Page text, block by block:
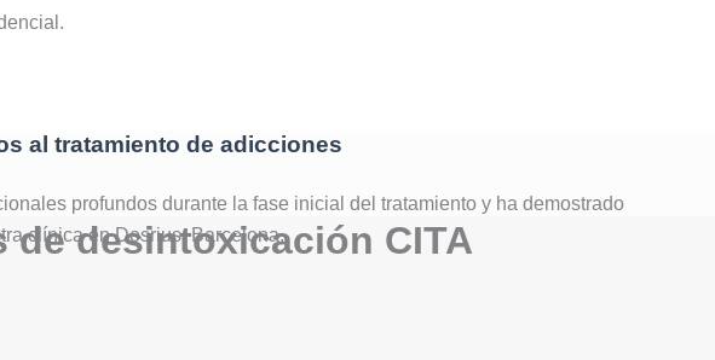
al tratamiento de adicciones
profundos durante la fase inicial del tratamiento y ha demostrado
clínica en Dosrius, Barcelona.
desintoxicación CITA